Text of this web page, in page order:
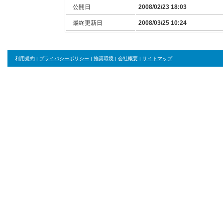
公開日 2008/02/23 18:03
最終更新日 2008/03/25 10:24
利用規約 | プライバシーポリシー | 推奨環境 | 会社概要 | サイトマップ